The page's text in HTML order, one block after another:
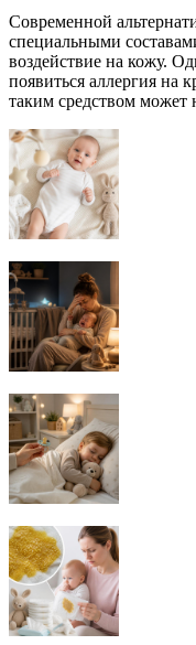
Современной
специальными
воздействие на кожу.
появиться аллергия на
таким средством может